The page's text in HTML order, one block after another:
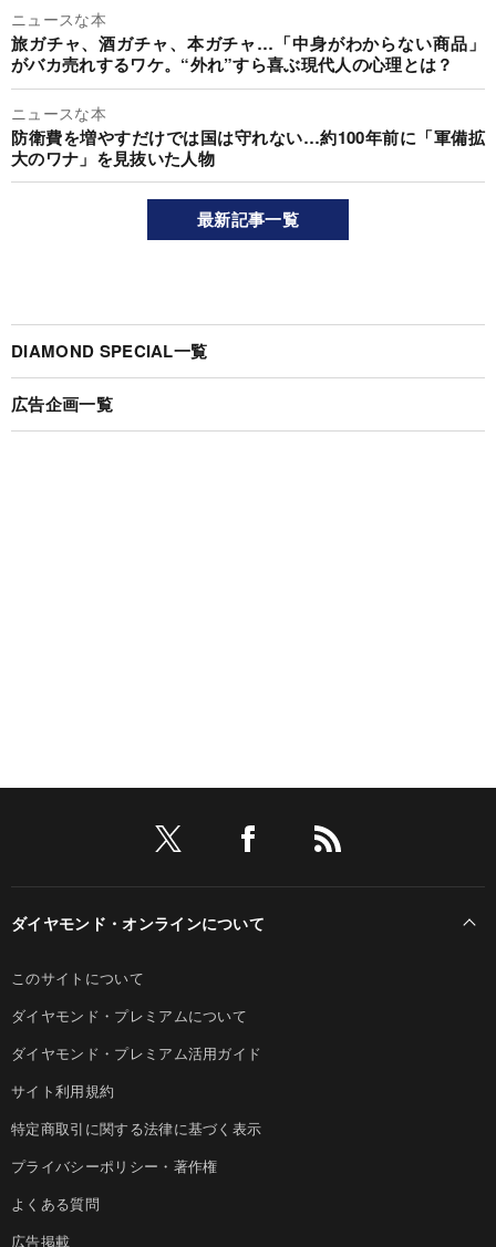
ニュースな本
旅ガチャ、酒ガチャ、本ガチャ…「中身がわからない商品」
がバカ売れするワケ。“外れ”すら喜ぶ現代人の心理とは？
ニュースな本
防衛費を増やすだけでは国は守れない…約100年前に「軍備拡
大のワナ」を見抜いた人物
最新記事一覧
DIAMOND SPECIAL一覧
広告企画一覧
ダイヤモンド・オンラインについて
このサイトについて
ダイヤモンド・プレミアムについて
ダイヤモンド・プレミアム活用ガイド
サイト利用規約
特定商取引に関する法律に基づく表示
プライバシーポリシー・著作権
よくある質問
広告掲載